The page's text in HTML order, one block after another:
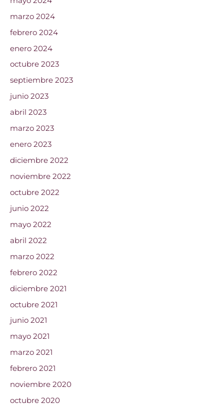
marzo 2024
febrero 2024
enero 2024
octubre 2023
septiembre 2023
junio 2023
abril 2023
marzo 2023
enero 2023
diciembre 2022
noviembre 2022
octubre 2022
junio 2022
mayo 2022
abril 2022
marzo 2022
febrero 2022
diciembre 2021
octubre 2021
junio 2021
mayo 2021
marzo 2021
febrero 2021
noviembre 2020
octubre 2020